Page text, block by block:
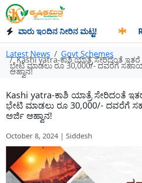
ಇಂದಿನ ನೀರಿನ ಮಟ್ಟ! ✱
Latest News Govt Schemes
Kashi yatra-ಕಾಶಿ ಯಾತ್ರೆ ಸೇರಿದಂತೆ ಇತರೆ
ಭೇಟಿ ಮಾಡಲು ರೂ 30,000/- ದವರೆಗೆ
ಆಹ್ವಾನ!
Kashi yatra-ಕಾಶಿ ಯಾತ್ರೆ ಸೇರಿದಂತೆ
ಭೇಟಿ ಮಾಡಲು ರೂ 30,000/- ದವರೆಗೆ
ಅರ್ಜಿ ಆಹ್ವಾನ!
October 8, 2024 | Siddesh